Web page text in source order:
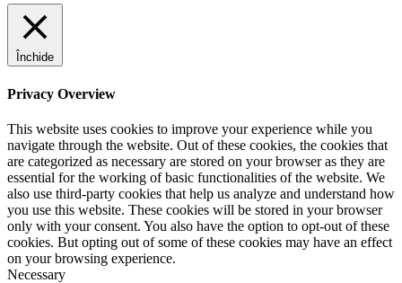
Închide
Privacy Overview
This website uses cookies to improve your experience while you
navigate through the website. Out of these cookies, the cookies that
are categorized as necessary are stored on your browser as they are
essential for the working of basic functionalities of the website. We
also use third-party cookies that help us analyze and understand how
you use this website. These cookies will be stored in your browser
only with your consent. You also have the option to opt-out of these
cookies. But opting out of some of these cookies may have an effect
on your browsing experience.
Necessary